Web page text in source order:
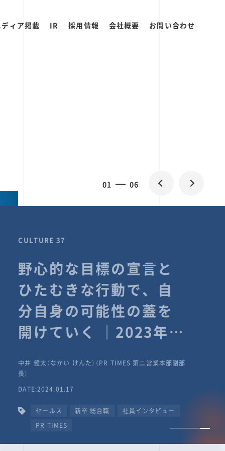
ィア掲載 IR 採用情報 会社概要 お問い合わせ
01 06
CULTURE 37
野心的な目標の宣言と
ひたむきな行動で、自
分自身の可能性の蓋を
開けていく ｜2023年度
タビュー #PR
TIMESな人たち
中井 健太（なかい けんた）（PR TIMES 第二営業本部副部
長）
DATE:2024.01.17
セールス 新卒 総合職
社員インタビュー
PR TIMES